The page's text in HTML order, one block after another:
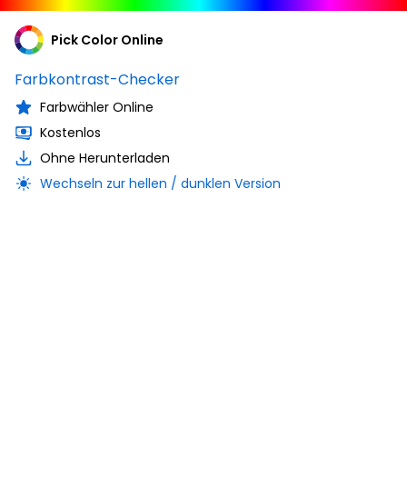
Pick Color Online
Farbkontrast-Checker
Farbwähler Online
Kostenlos
Ohne Herunterladen
Wechseln zur hellen / dunklen Version